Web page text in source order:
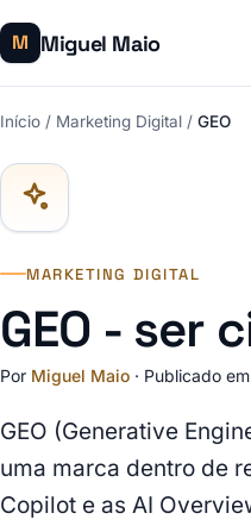
M Miguel Maio
Início / Marketing Digital / GEO
MARKETING DIGITAL
GEO - ser
Por Miguel Maio · Publicado
GEO (Generative
uma marca dentro de
Copilot e as AI